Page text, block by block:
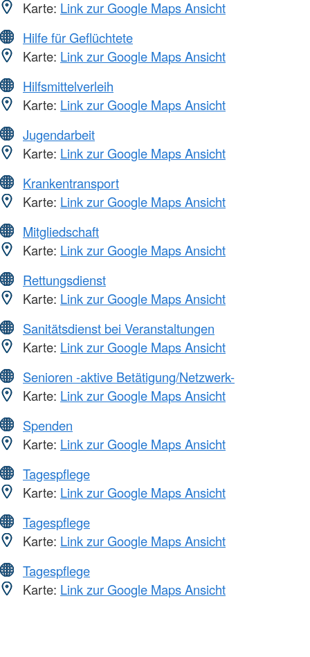
Karte: Link zur Google Maps Ansicht
Hilfe für Geflüchtete
Karte: Link zur Google Maps Ansicht
Hilfsmittelverleih
Karte: Link zur Google Maps Ansicht
Jugendarbeit
Karte: Link zur Google Maps Ansicht
Krankentransport
Karte: Link zur Google Maps Ansicht
Mitgliedschaft
Karte: Link zur Google Maps Ansicht
Rettungsdienst
Karte: Link zur Google Maps Ansicht
Sanitätsdienst bei Veranstaltungen
Karte: Link zur Google Maps Ansicht
Senioren -aktive Betätigung/Netzwerk-
Karte: Link zur Google Maps Ansicht
Spenden
Karte: Link zur Google Maps Ansicht
Tagespflege
Karte: Link zur Google Maps Ansicht
Tagespflege
Karte: Link zur Google Maps Ansicht
Tagespflege
Karte: Link zur Google Maps Ansicht